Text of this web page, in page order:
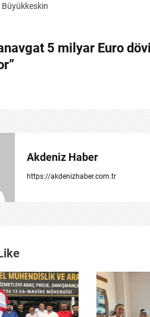
5 milyar Euro
Akdeniz Haber
https://akdenizhaber.com.tr